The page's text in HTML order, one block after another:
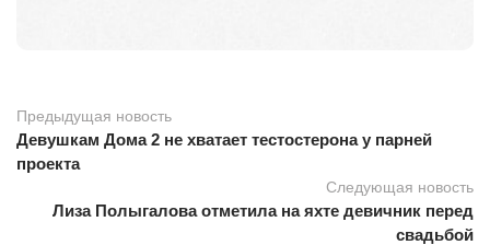
Предыдущая новость
Девушкам Дома 2 не хватает тестостерона у парней
проекта
Следующая новость
Лиза Полыгалова отметила на яхте девичник перед
свадьбой